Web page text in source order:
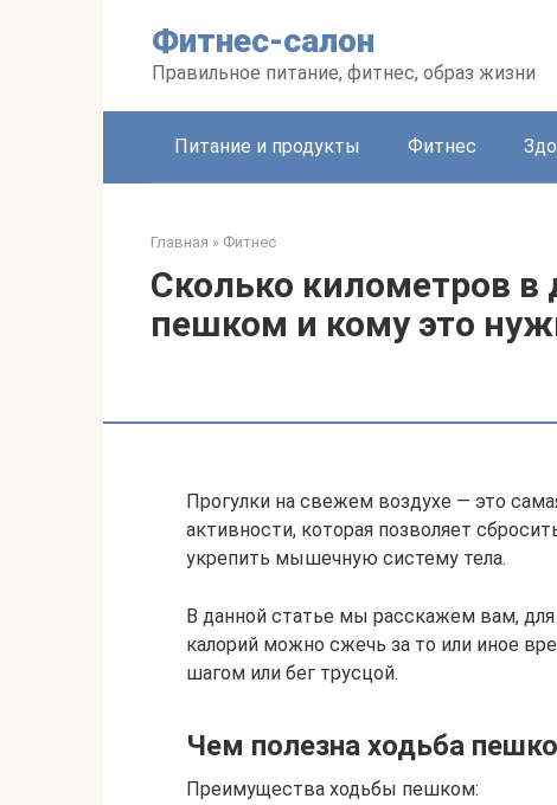
Фитнес-салон
Правильное питание, фитнес, образ жизни
Питание и продукты Фитнес
Главная » Фитнес
Сколько километров в
пешком и кому это
Прогулки на свежем воздухе — это
активности, которая позволяет
укрепить мышечную систему тела.
В данной статье мы расскажем вам, для
калорий можно сжечь за то или иное
шагом или бег трусцой.
Чем полезна ходьба
Преимущества ходьбы пешком: